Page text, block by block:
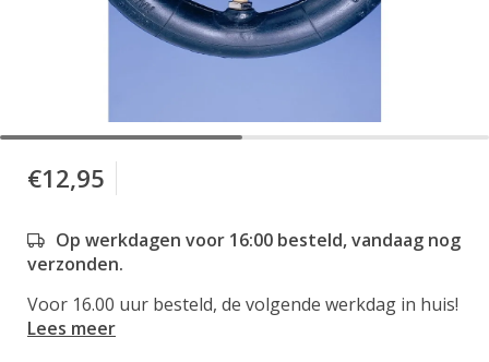
€12,95
Op werkdagen voor 16:00 besteld, vandaag nog
verzonden.
Voor 16.00 uur besteld, de volgende werkdag in huis!
Lees meer